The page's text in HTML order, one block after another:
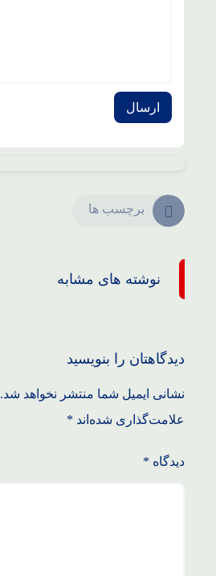
برچسب ها
نوشته های مشابه
دیدگاهتان را بنویسید
نشانی ایمیل شما منتشر نخواهد شد.
علامت‌گذاری شده‌اند *
دیدگاه *